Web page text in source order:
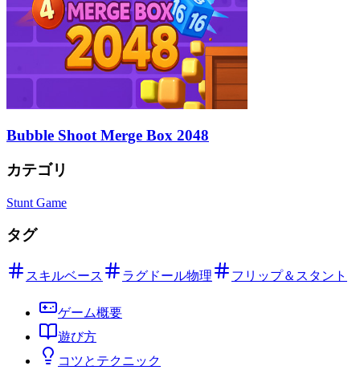
Bubble Shoot Merge Box 2048
カテゴリ
Stunt Game
タグ
スキルベース ラグドール物理 フリップ＆スタント
ゲーム概要
遊び方
コツとテクニック